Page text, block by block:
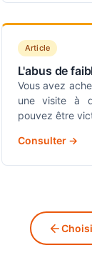
Article
L'abus de
Vous avez
une visite à
pouvez être
Consulter →